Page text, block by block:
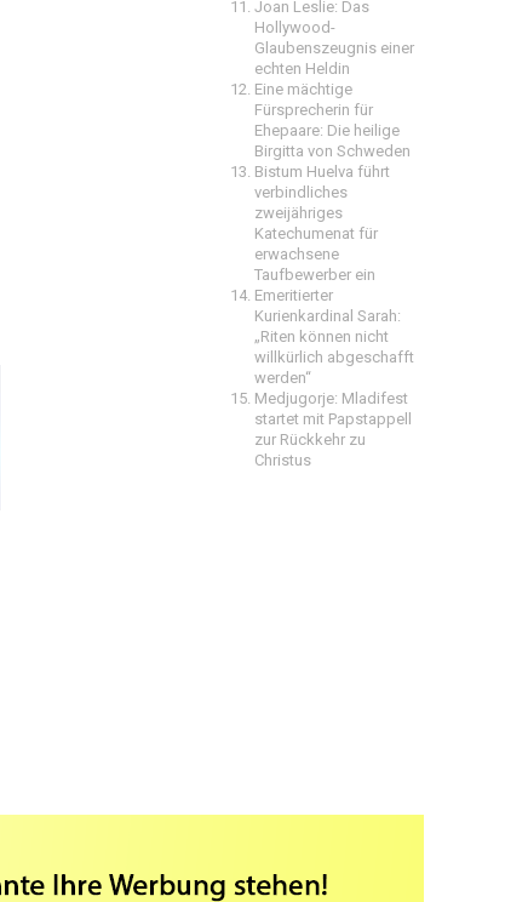
Joan Leslie: Das
Hollywood-
Glaubenszeugnis einer
echten Heldin
Eine mächtige
Fürsprecherin für
Ehepaare: Die heilige
Birgitta von Schweden
Bistum Huelva führt
verbindliches
zweijähriges
Katechumenat für
erwachsene
Taufbewerber ein
Emeritierter
Kurienkardinal Sarah:
„Riten können nicht
willkürlich abgeschafft
werden“
Medjugorje: Mladifest
startet mit Papstappell
zur Rückkehr zu
Christus